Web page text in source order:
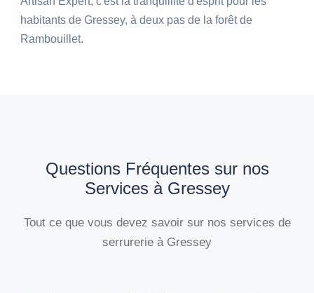
habitants de Gressey, à deux pas de la forêt de
Rambouillet.
Questions Fréquentes sur nos
Services à Gressey
Tout ce que vous devez savoir sur nos services de
serrurerie à Gressey